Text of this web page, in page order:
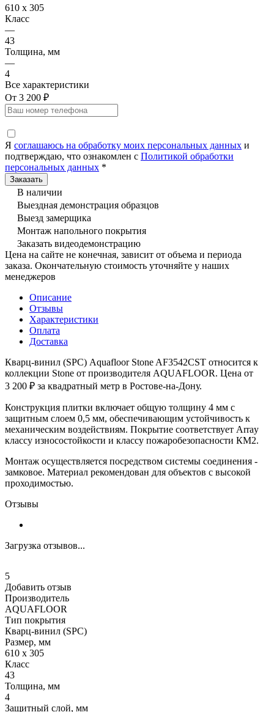
610 x 305
Класс
—
43
Толщина, мм
—
4
Все характеристики
От 3 200 ₽
Я соглашаюсь на обработку моих персональных данных и
подтверждаю, что ознакомлен с Политикой обработки
персональных данных *
В наличии
Выездная демонстрация образцов
Выезд замерщика
Монтаж напольного покрытия
Заказать видеодемонстрацию
Цена на сайте не конечная, зависит от объема и периода
заказа. Окончательную стоимость уточняйте у наших
менеджеров
Описание
Отзывы
Характеристики
Оплата
Доставка
Кварц-винил (SPC) Aquafloor Stone AF3542CST относится к
коллекции Stone от производителя AQUAFLOOR. Цена от
3 200 ₽ за квадратный метр в Ростове-на-Дону.
Конструкция плитки включает общую толщину 4 мм с
защитным слоем 0,5 мм, обеспечивающим устойчивость к
механическим воздействиям. Покрытие соответствует Array
классу износостойкости и классу пожаробезопасности КМ2.
Монтаж осуществляется посредством системы соединения -
замковое. Материал рекомендован для объектов с высокой
проходимостью.
Отзывы
Загрузка отзывов...
5
Добавить отзыв
Производитель
AQUAFLOOR
Тип покрытия
Кварц-винил (SPC)
Размер, мм
610 x 305
Класс
43
Толщина, мм
4
Защитный слой, мм